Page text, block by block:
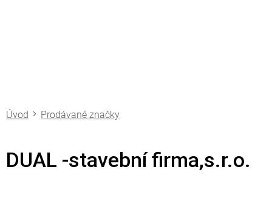
Prodávané značky
DUAL -stavební firma,s.r.o.